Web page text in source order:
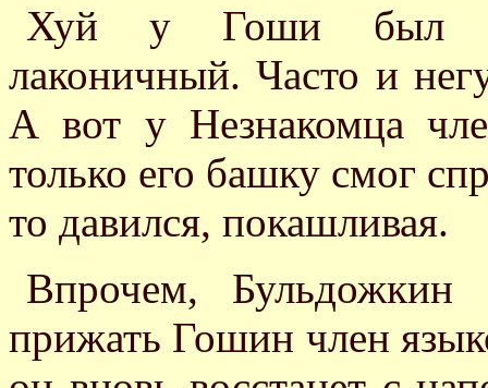
Хуй у Гоши был
лаконичный. Часто и
А вот у Незнакомца
только его башку смог
то давился, покашливая.
Впрочем, Бульдожкин
прижать Гошин член